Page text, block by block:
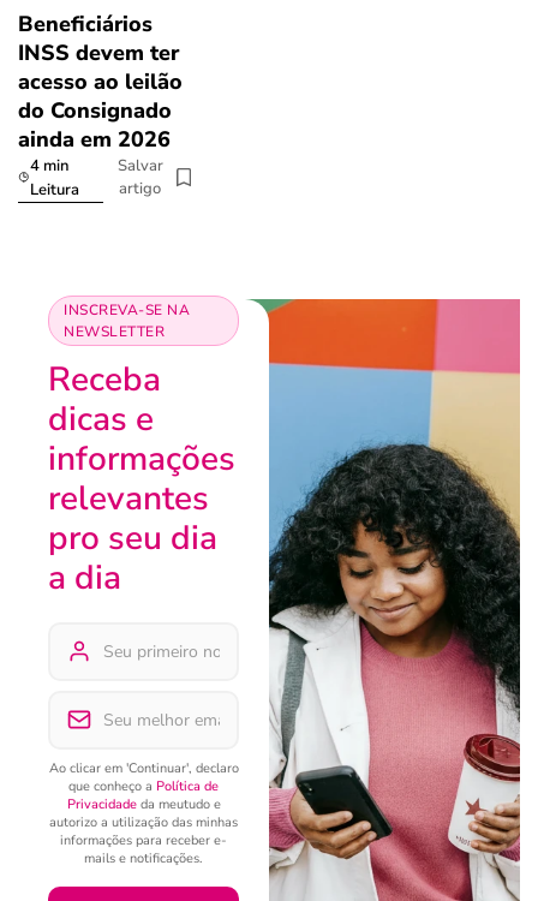
Beneficiários
INSS devem ter
acesso ao leilão
do Consignado
ainda em 2026
4 min
Leitura
Salvar
artigo
INSCREVA-SE NA
NEWSLETTER
Receba
dicas e
informações
relevantes
pro seu dia
a dia
Ao clicar em 'Continuar', declaro
que conheço a Política de
Privacidadeda meutudo e
autorizo a utilização das minhas
informações para receber e-
mails e notificações.